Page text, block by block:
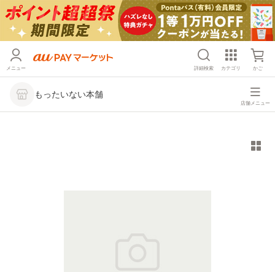
メニュー 詳細検索 カテゴリ かご
もったいない本舗
店舗メニュー